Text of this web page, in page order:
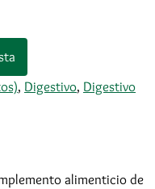
, Digestivo, Digestivo
alimenticio de